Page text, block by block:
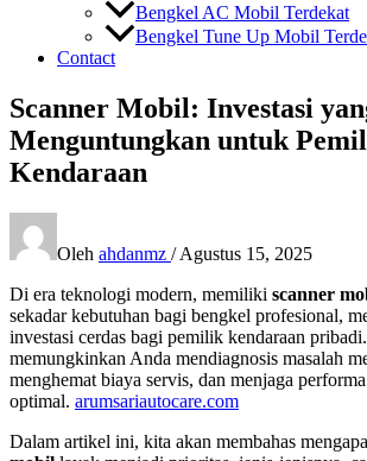
Bengkel AC Mobil Terdekat
Bengkel Tune Up Mobil
Contact
Scanner Mobil: Investasi
Menguntungkan untuk
Kendaraan
Oleh ahdanmz /Agustus 15, 2025
Di era teknologi modern, memiliki scanner
sekadar kebutuhan bagi bengkel profesional,
investasi cerdas bagi pemilik kendaraan
memungkinkan Anda mendiagnosis masalah
menghemat biaya servis, dan menjaga
optimal. arumsariautocare.com
Dalam artikel ini, kita akan membahas mengapa